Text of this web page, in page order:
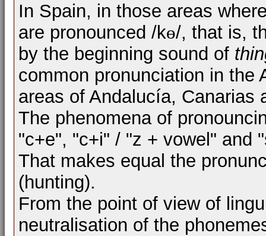
In Spain, in those areas
are pronounced /kɵ/, that is,
by the beginning sound of
common pronunciation in the
areas of Andalucía, Canarias
The phenomena of
"c+e", "c+i" / "z + vowel" and
That makes equal the
(hunting).
From the point of view of
neutralisation of the